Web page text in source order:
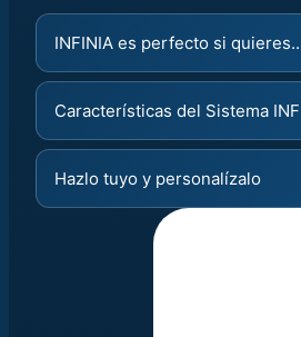
INFINIA es perfecto si
Características del Sistema
Hazlo tuyo y personalízalo